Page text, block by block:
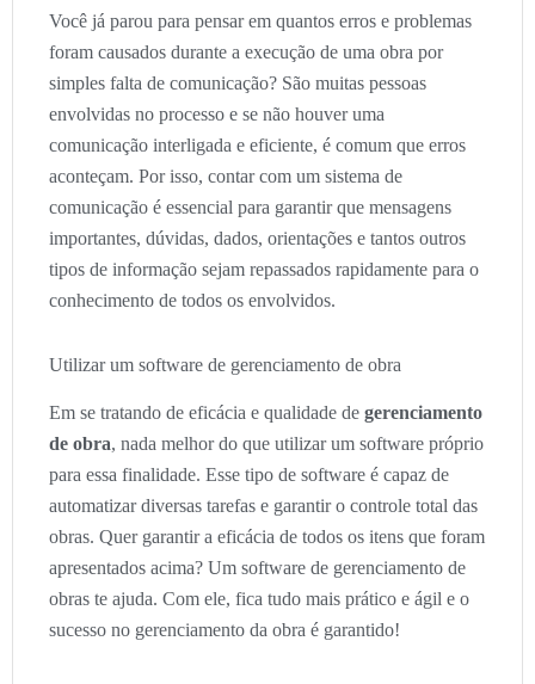
Você já parou para pensar em quantos erros e problemas
foram causados durante a execução de uma obra por
simples falta de comunicação? São muitas pessoas
envolvidas no processo e se não houver uma
comunicação interligada e eficiente, é comum que erros
aconteçam. Por isso, contar com um sistema de
comunicação é essencial para garantir que mensagens
importantes, dúvidas, dados, orientações e tantos outros
tipos de informação sejam repassados rapidamente para o
conhecimento de todos os envolvidos.
Utilizar um software de gerenciamento de obra
Em se tratando de eficácia e qualidade de gerenciamento
de obra, nada melhor do que utilizar um software próprio
para essa finalidade. Esse tipo de software é capaz de
automatizar diversas tarefas e garantir o controle total das
obras. Quer garantir a eficácia de todos os itens que foram
apresentados acima? Um software de gerenciamento de
obras te ajuda. Com ele, fica tudo mais prático e ágil e o
sucesso no gerenciamento da obra é garantido!